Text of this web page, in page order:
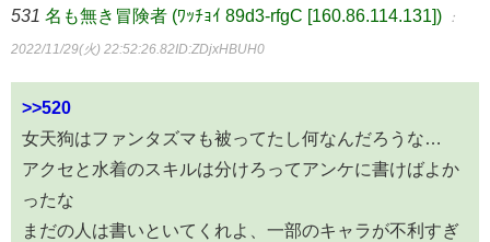
531 名も無き冒険者 (ﾜｯﾁｮｲ 89d3-rfgC [160.86.114.131]) ：
2022/11/29(火) 22:52:26.82ID:ZDjxHBUH0
>>520
女天狗はファンタズマも被ってたし何なんだろうな…
アクセと水着のスキルは分けろってアンケに書けばよか
ったな
まだの人は書いといてくれよ、一部のキャラが不利すぎ